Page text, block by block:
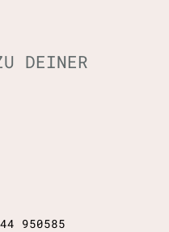
DEINER
950585